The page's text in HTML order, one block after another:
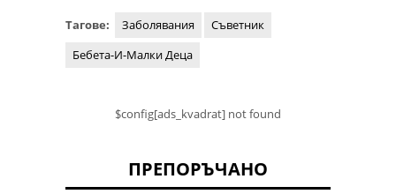
Тагове: Заболявания
Съветник
Бебета-И-Малки Деца
$config[ads_kvadrat] not found
ПРЕПОРЪЧАНО